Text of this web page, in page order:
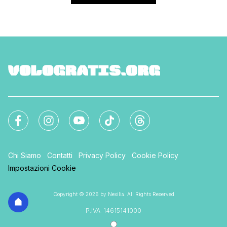
Chi Siamo Contatti Privacy Policy
Cookie Policy
Impostazioni Cookie
Copyright © 2026 by Nexilia. All Rights Reserved
P.IVA: 14615141000